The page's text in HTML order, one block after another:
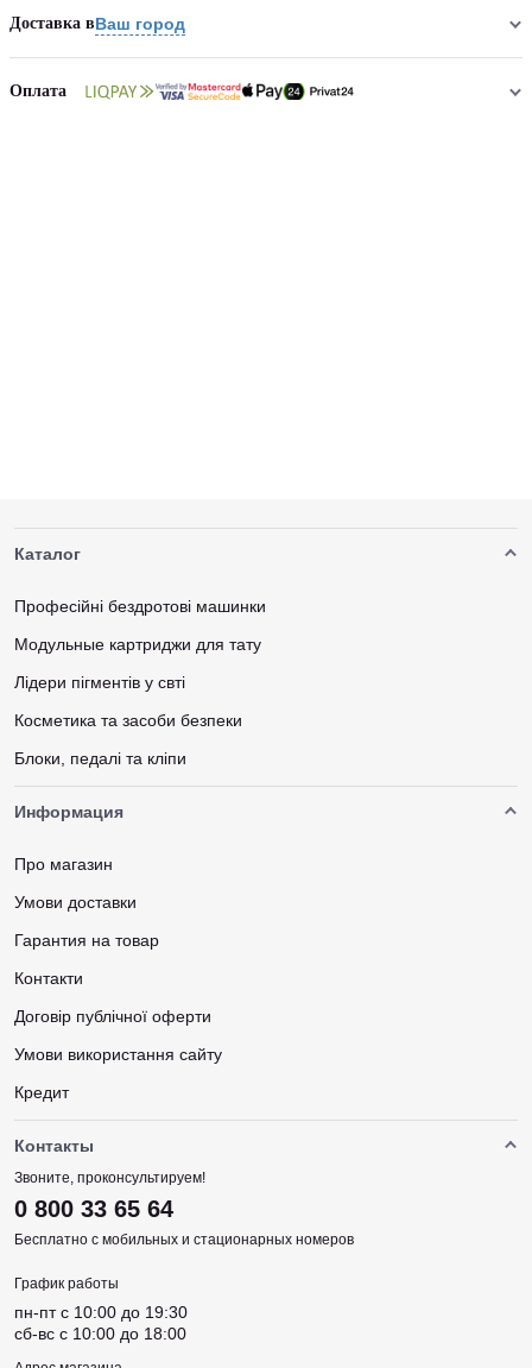
Доставка вВаш город
Оплата
Каталог
Професійні бездротові машинки
Модульные картриджи для тату
Лідери пігментів у свті
Косметика та засоби безпеки
Блоки, педалі та кліпи
Информация
Про магазин
Умови доставки
Гарантия на товар
Контакти
Договір публічної оферти
Умови використання сайту
Кредит
Контакты
Звоните, проконсультируем!
0 800 33 65 64
Бесплатно с мобильных и стационарных номеров
График работы
пн-пт c 10:00 до 19:30
сб-вс c 10:00 до 18:00